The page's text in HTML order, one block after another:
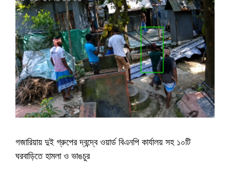
গজারিয়ায় দুই গ্রুপের দ্বন্দ্বে ওয়ার্ড বিএনপি কার্যালয় সহ ১০টি
ঘরবাড়িতে হামলা ও ভাঙচুর